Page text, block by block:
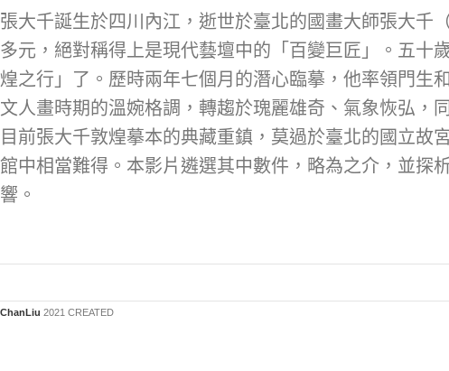
張大千誕生於四川內江，逝世於臺北的國畫大師張大千
多元，絕對稱得上是現代藝壇中的「百變巨匠」。五十
煌之行」了。歷時兩年七個月的潛心臨摹，他率領門生
文人畫時期的溫婉格調，轉趨於瑰麗雄奇、氣象恢弘，
目前張大千敦煌摹本的典藏重鎮，莫過於臺北的國立
館中相當難得。本影片遴選其中數件，略為之介，並探
響。
ChanLiu 2021 CREATED